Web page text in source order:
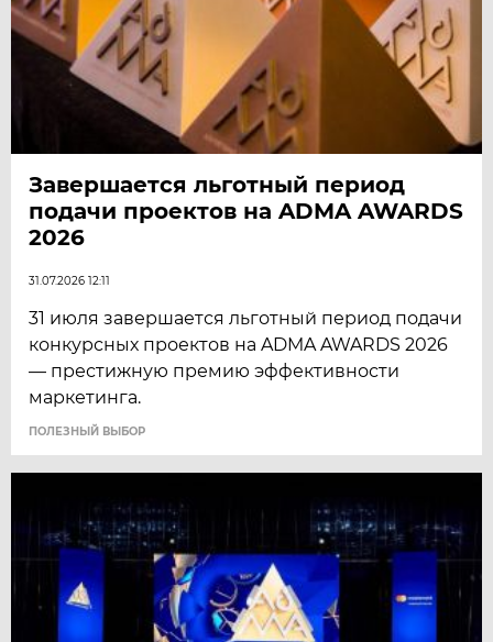
Завершается льготный период
подачи проектов на ADMA AWARDS
2026
31.07.2026 12:11
31 июля завершается льготный период подачи
конкурсных проектов на ADMA AWARDS 2026
— престижную премию эффективности
маркетинга.
ПОЛЕЗНЫЙ ВЫБОР